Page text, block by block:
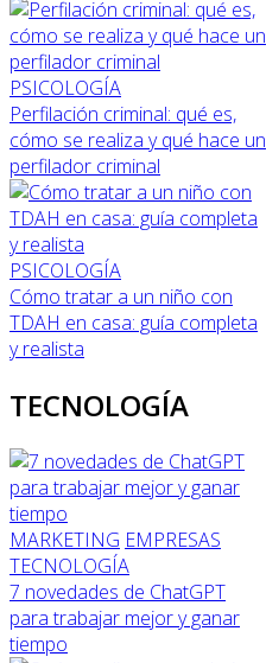
PSICOLOGÍA
Perfilación criminal: qué es,
cómo se realiza y qué hace un
perfilador criminal
PSICOLOGÍA
Cómo tratar a un niño con
TDAH en casa: guía completa
y realista
TECNOLOGÍA
MARKETING EMPRESAS
TECNOLOGÍA
7 novedades de ChatGPT
para trabajar mejor y ganar
tiempo